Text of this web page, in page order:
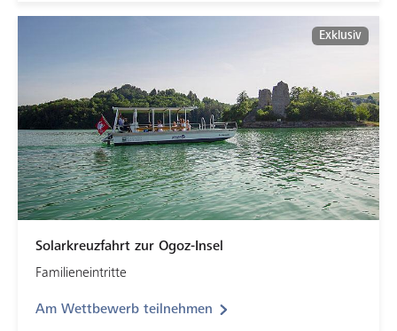
Solarkreuzfahrt zur Ogoz-Insel
Familieneintritte
Am Wettbewerb teilnehmen
Exklusiv